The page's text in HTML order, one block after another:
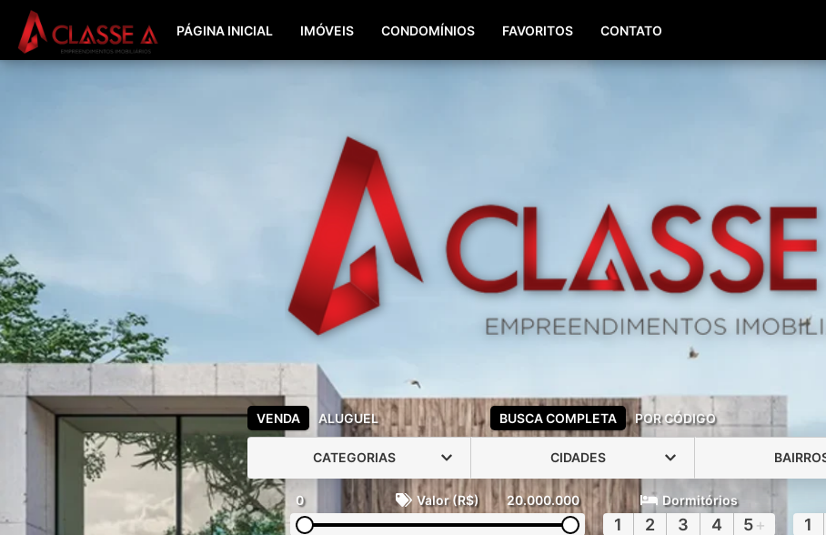
(51) 98196-8290 (51) 3064-0084
PÁGINA INICIAL IMÓVEIS CONDOMÍNIOS FAVORITOS CONTATO
VENDA ALUGUEL BUSCA COMPLETA POR CÓDIGO
CATEGORIAS CIDADES
0 Valor (R$) 20.000.000 Dormitórios
1 2 3 4 5+ 1